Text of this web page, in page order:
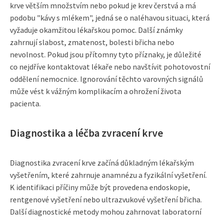
krve větším množstvím nebo pokud je krev čerstvá a má
podobu "kávy s mlékem", jedná se o naléhavou situaci, která
vyžaduje okamžitou lékařskou pomoc. Další známky
zahrnují slabost, zmatenost, bolesti břicha nebo
nevolnost. Pokud jsou přítomny tyto příznaky, je důležité
co nejdříve kontaktovat lékaře nebo navštívit pohotovostní
oddělení nemocnice. Ignorování těchto varovných signálů
může vést k vážným komplikacím a ohrožení života
pacienta.
Diagnostika a léčba zvracení krve
Diagnostika zvracení krve začíná důkladným lékařským
vyšetřením, které zahrnuje anamnézu a fyzikální vyšetření.
K identifikaci příčiny může být provedena endoskopie,
rentgenové vyšetření nebo ultrazvukové vyšetření břicha.
Další diagnostické metody mohou zahrnovat laboratorní